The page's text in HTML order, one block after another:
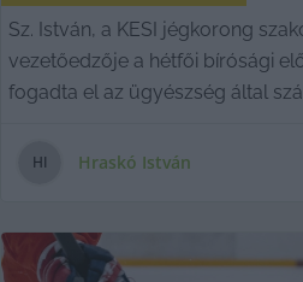
Sz. István, a KESI jégkorong
vezetőedzője a hétfői bírósági
fogadta el az ügyészség által
HI Hraskó István